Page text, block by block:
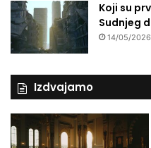
Koji su
Sudnjeg
14/05/2026
Izdvajamo